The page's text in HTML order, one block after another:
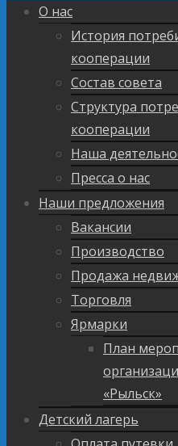
О нас
История
кооперации
Состав совета
Структура
кооперации
Наша
Пресса о нас
Наши предложения
Вакансии
Производство
Продажа
Торговля
Ярмарки
План
«Рыльск»
Детский лагерь